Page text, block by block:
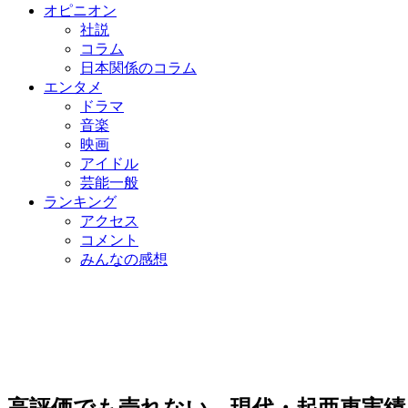
オピニオン
社説
コラム
日本関係のコラム
エンタメ
ドラマ
音楽
映画
アイドル
芸能一般
ランキング
アクセス
コメント
みんなの感想